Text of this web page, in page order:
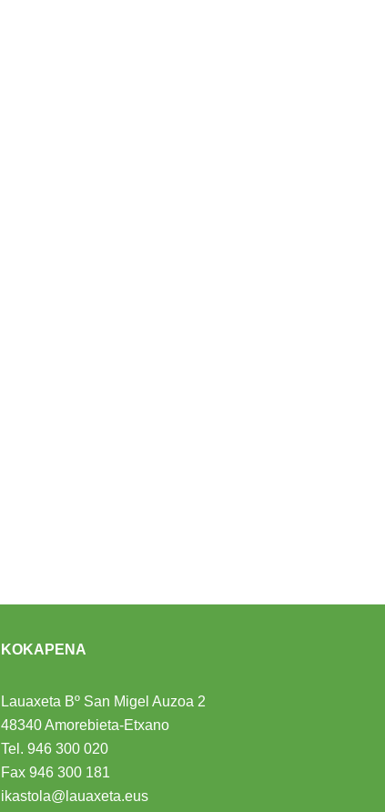
KOKAPENA
Lauaxeta Bº San Migel Auzoa 2
48340 Amorebieta-Etxano
Tel.946 300 020
Fax 946 300 181
ikastola@lauaxeta.eus